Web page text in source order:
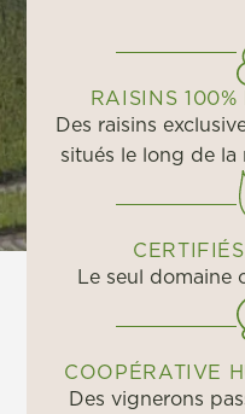
RAISINS
Des raisins
situés le long de la
Le seul domaine
COOPÉRATIVE
Des vignerons